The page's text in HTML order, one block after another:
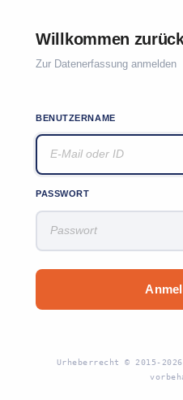
Willkommen
Zur Datenerfassung anmelden
BENUTZERNAME
PASSWORT
Urheberrecht © 2015-